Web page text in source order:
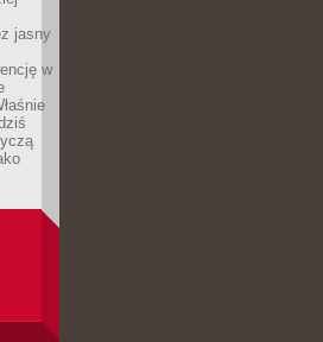
jasny
w